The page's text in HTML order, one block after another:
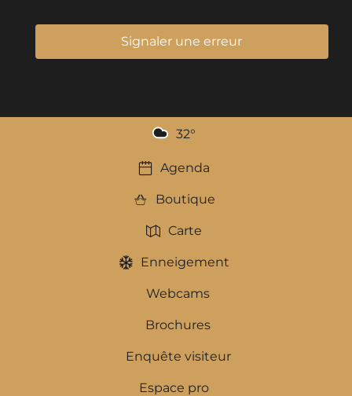
Signaler une erreur
32°
Agenda
Boutique
Carte
Enneigement
Webcams
Brochures
Enquête visiteur
Espace pro